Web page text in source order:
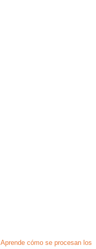
Aprende cómo se procesan los